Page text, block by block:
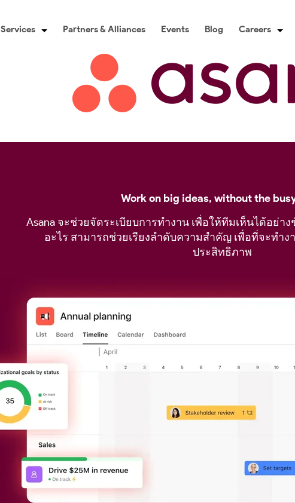
Services Partners & Alliances Events Blog Careers
Work on big ideas, without the
Asana จะช่วยจัดระเบียบการทำงาน เพื่อให้ทีมเห็นได้อย่า
อะไร สามารถช่วยเรียงลำดับความสำคัญ เพื่อที่จะทำง
ประสิทธิภาพ